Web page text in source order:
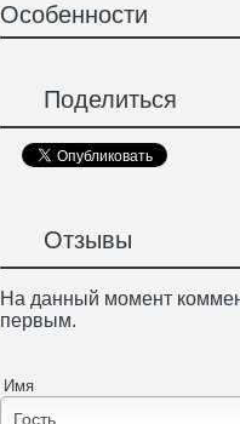
Особенности
Поделиться
Отзывы
На данный момент
первым.
Имя